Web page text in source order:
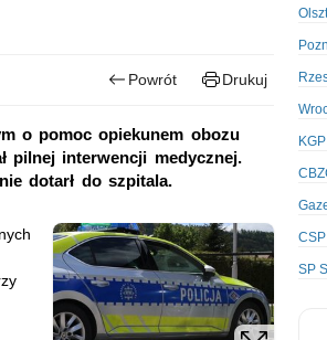
Powrót Drukuj
o pomoc opiekunem obozu
pilnej interwencji medycznej.
dotarł do szpitala.
KGP
SP